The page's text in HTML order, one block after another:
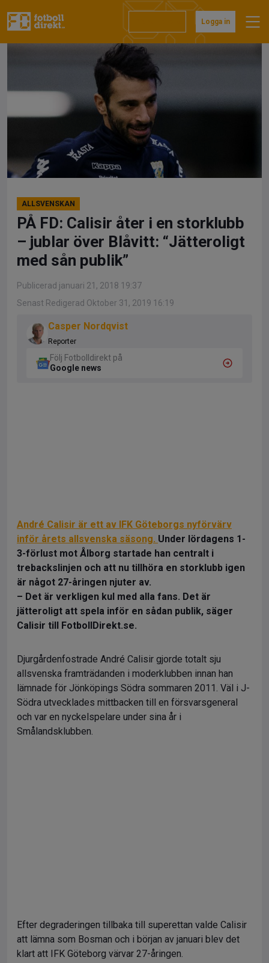
till
Logga in
ALLSVENSKAN
PÅ FD: Calisir åter i en storklubb
– jublar över Blåvitt: “Jätteroligt
med sån publik”
Publicerad januari 21, 2018 19:37
Senast Redigerad Oktober 31, 2019 16:19
Casper Nordqvist
Reporter
Följ Fotbolldirekt på
Google news
André Calisir är ett av IFK Göteborgs nyförvärv
inför årets allsvenska säsong. Under lördagens 1-
3-förlust mot Ålborg startade han centralt i
trebackslinjen och att nu tillhöra en storklubb igen
är något 27-åringen njuter av.
– Det är verkligen kul med alla fans. Det är
jätteroligt att spela inför en sådan publik, säger
Calisir till FotbollDirekt.se.
Djurgårdenfostrade André Calisir gjorde totalt sju
allsvenska framträdanden i moderklubben innan han
lämnade för Jönköpings Södra sommaren 2011. Väl i J-
Södra utvecklades mittbacken till en försvarsgeneral
och var en nyckelspelare under sina år i
Smålandsklubben.
Efter degraderingen tillbaka till superettan valde Calisir
att lämna som Bosman och i början av januari blev det
klart att IFK Göteborg värvar 27-åringen.